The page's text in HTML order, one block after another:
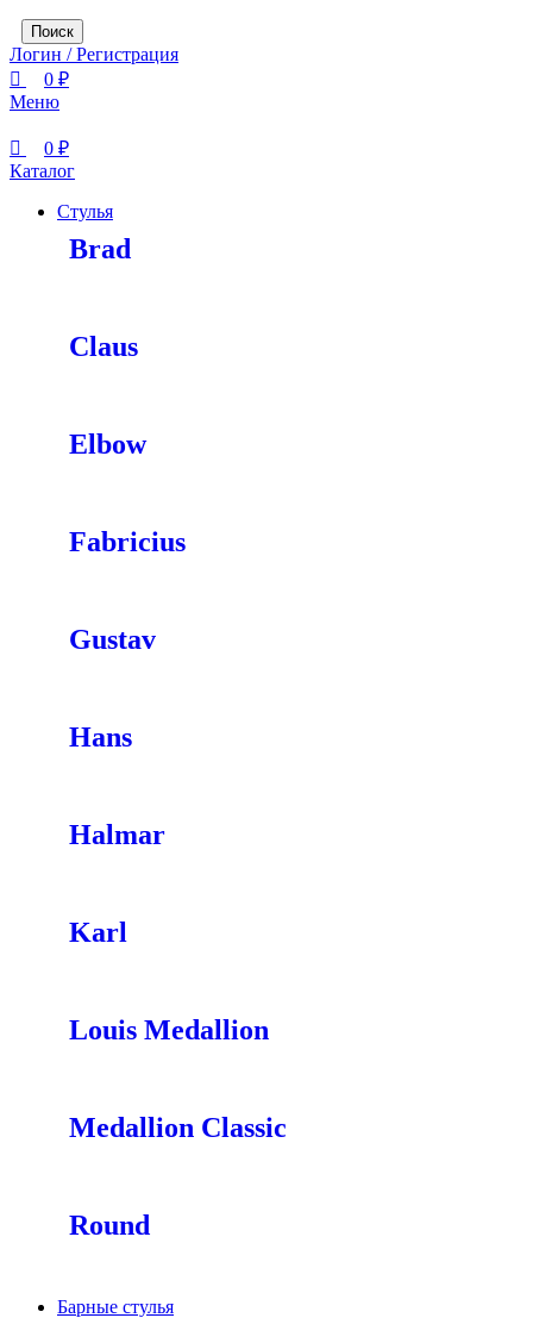
Поиск
Логин / Регистрация
0 ₽
Меню
0 ₽
Каталог
Стулья
Brad
Claus
Elbow
Fabricius
Gustav
Hans
Halmar
Karl
Louis Medallion
Medallion Classic
Round
Барные стулья